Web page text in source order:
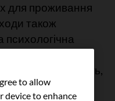
для проживання
також
психологічна
зустріти
які розуміють,
to allow
device to enhance